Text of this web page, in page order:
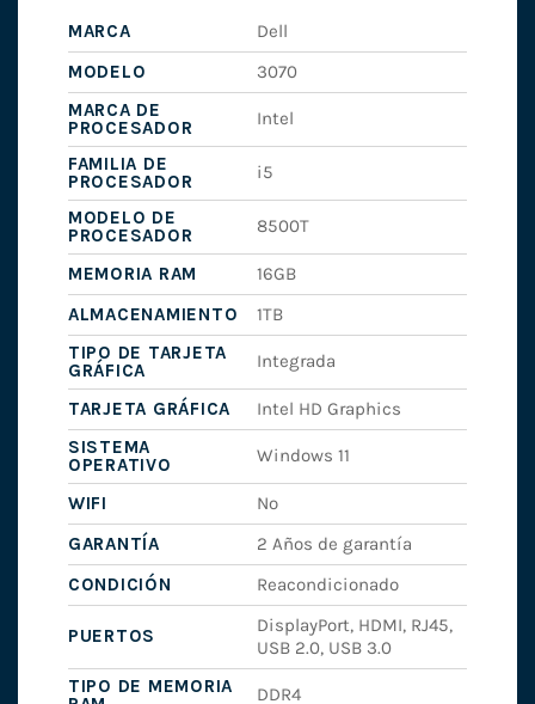
MARCA
Dell
MODELO
3070
MARCA DE
PROCESADOR
Intel
FAMILIA DE
PROCESADOR
i5
MODELO DE
PROCESADOR
8500T
MEMORIA RAM
16GB
ALMACENAMIENTO
1TB
TIPO DE TARJETA
GRÁFICA
Integrada
TARJETA GRÁFICA
Intel HD Graphics
SISTEMA
OPERATIVO
Windows 11
WIFI
No
GARANTÍA
2 Años de garantía
CONDICIÓN
Reacondicionado
PUERTOS
DisplayPort, HDMI, RJ45,
USB 2.0, USB 3.0
TIPO DE MEMORIA
DDR4